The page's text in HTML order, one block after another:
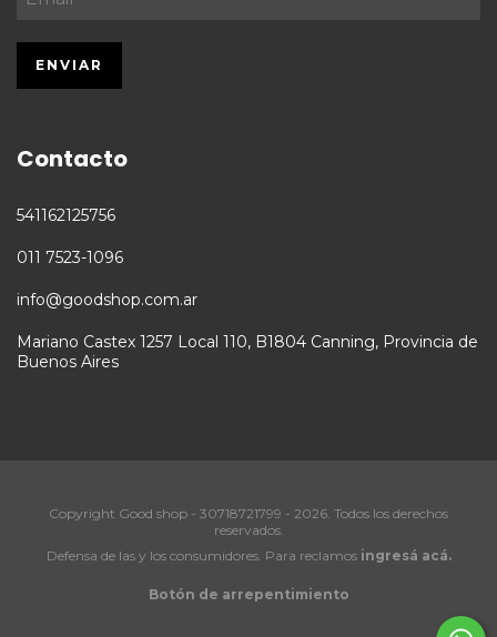
Contacto
541162125756
011 7523-1096
info@goodshop.com.ar
Mariano Castex 1257 Local 110, B1804 Canning, Provincia de
Buenos Aires
Copyright Good shop - 30718721799 - 2026. Todos los derechos
reservados.
Defensa de las y los consumidores. Para reclamos ingresá acá.
Botón de arrepentimiento